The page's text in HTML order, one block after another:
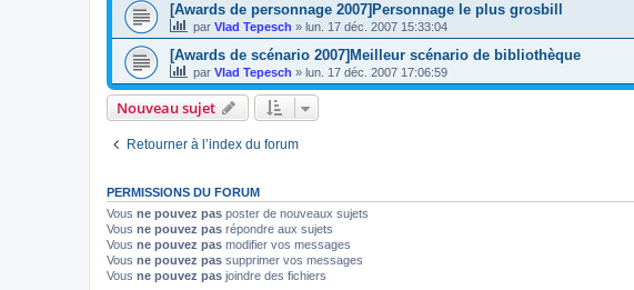
[Awards de personnage 2007]Personnage le plus grosbill
par Vlad Tepesch » lun. 17 déc. 2007 15:33:04
[Awards de scénario 2007]Meilleur scénario de bibliothèque
par Vlad Tepesch » lun. 17 déc. 2007 17:06:59
Nouveau sujet
Retourner à l’index du forum
PERMISSIONS DU FORUM
Vous ne pouvez pas poster de nouveaux sujets
Vous ne pouvez pas répondre aux sujets
Vous ne pouvez pas modifier vos messages
Vous ne pouvez pas supprimer vos messages
Vous ne pouvez pas joindre des fichiers